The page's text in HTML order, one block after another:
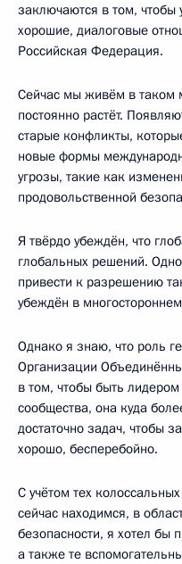
заключаются в том, чтобы
хорошие, диалоговые
Российская Федерация.
Сейчас мы живём в таком
постоянно растёт.
старые конфликты,
новые формы
угрозы, такие как
продовольственной
Я твёрдо убеждён, что
глобальных решений.
привести к разрешению
убеждён в
Однако я знаю, что роль
Организации
в том, чтобы быть
сообщества, она куда
достаточно задач, чтобы
хорошо, бесперебойно.
С учётом тех
сейчас находимся, в
безопасности, я хотел бы
а также те